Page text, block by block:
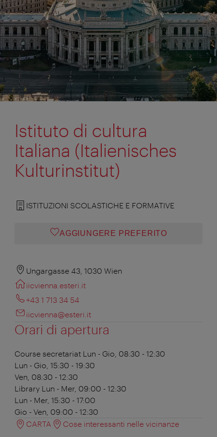
Istituto di cultura
Italiana (Italienisches
Kulturinstitut)
ISTITUZIONI SCOLASTICHE E FORMATIVE
AGGIUNGERE PREFERITO
Ungargasse 43, 1030 Wien
iicvienna.esteri.it
+43 1 713 34 54
iicvienna@esteri.it
Orari di apertura
Course secretariat Lun - Gio, 08:30 - 12:30
Lun - Gio, 15:30 - 19:30
Ven, 08:30 - 12:30
Library Lun - Mer, 09:00 - 12:30
Lun - Mer, 15:30 - 17:00
Gio - Ven, 09:00 - 12:30
CARTA
Cose interessanti nelle vicinanze